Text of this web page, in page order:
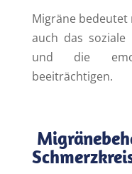
Migräne bedeutet
auch das soziale
und die
beeiträchtigen.